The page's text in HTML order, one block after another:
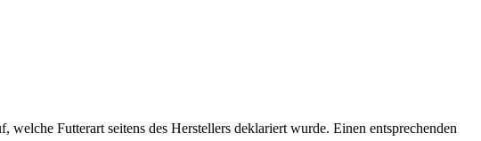
Futterart seitens des Herstellers deklariert wurde. Einen entsprechenden